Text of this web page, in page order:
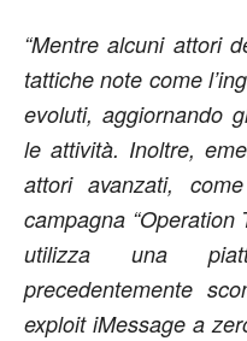
“Mentre alcuni attori
tattiche note come
evoluti, aggiornando
le attività. Inoltre,
attori avanzati,
campagna “Operation
utilizza una
precedentemente
exploit iMessage a